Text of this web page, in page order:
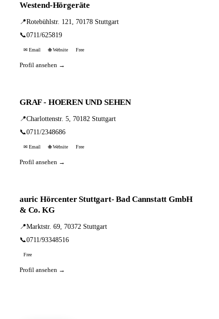
Westend-Hörgeräte
📍Rotebühlstr. 121, 70178 Stuttgart
📞0711/625819
✉ Email 🌐 Website Free
Profil ansehen →
GRAF - HOEREN UND SEHEN
📍Charlottenstr. 5, 70182 Stuttgart
📞0711/2348686
✉ Email 🌐 Website Free
Profil ansehen →
auric Hörcenter Stuttgart- Bad Cannstatt GmbH
& Co. KG
📍Marktstr. 69, 70372 Stuttgart
📞0711/93348516
Free
Profil ansehen →